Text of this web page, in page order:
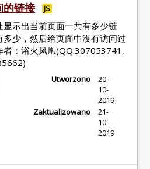
的链接 JS
示出当前页面一共有多少链
少，然后给页面中没有访问过
者：浴火凤凰(QQ:307053741,
Utworzono
20-
10-
2019
Zaktualizowano
21-
10-
2019